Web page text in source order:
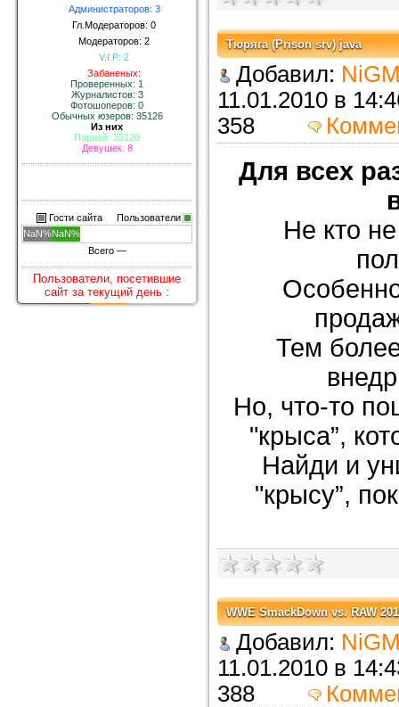
Администраторов: 3
Гл.Модераторов: 0
Модераторов: 2
V.I.P: 2
Забаненых:
Проверенных: 1
Журналистов: 3
Фотошоперов: 0
Обычных юзеров: 35126
Из них
Парней: 35129
Девушек: 8
Пользователи
Гости сайта
NaN%NaN%
Всего —
Пользователи, посетившие
сайт за текущий день :
Тюряга (Prison srv) java
Добавил:
11.01.2010 в
358
Для всех
Не кто
Тем
Но, что-то
"крыса”,
Найди и
"крысу”,
WWE SmackDown vs. RAW
Добавил:
11.01.2010 в
388